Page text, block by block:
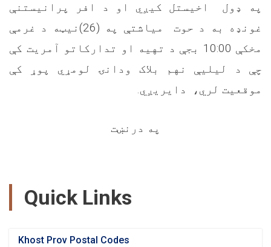
په ډول
اخیستل کیږي او د افر پرانیستنې
غونډه به د حوت
میاشتې په (26)نیټه د غرمې
مخکې 10:00 بجې د تهیه او تدارکاتو آمریت کې
چې د لیلیې نهم بلاک ودانۍ لومړي پوړ کې
موقعیت لري،
دایریږي.
په درنښت
Quick Links
Khost Prov Postal Codes